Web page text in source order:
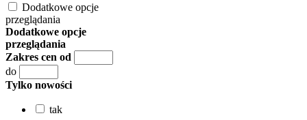
Dodatkowe opcje
przeglądania
Dodatkowe opcje
przeglądania
Zakres cen od
do
Tylko nowości
tak